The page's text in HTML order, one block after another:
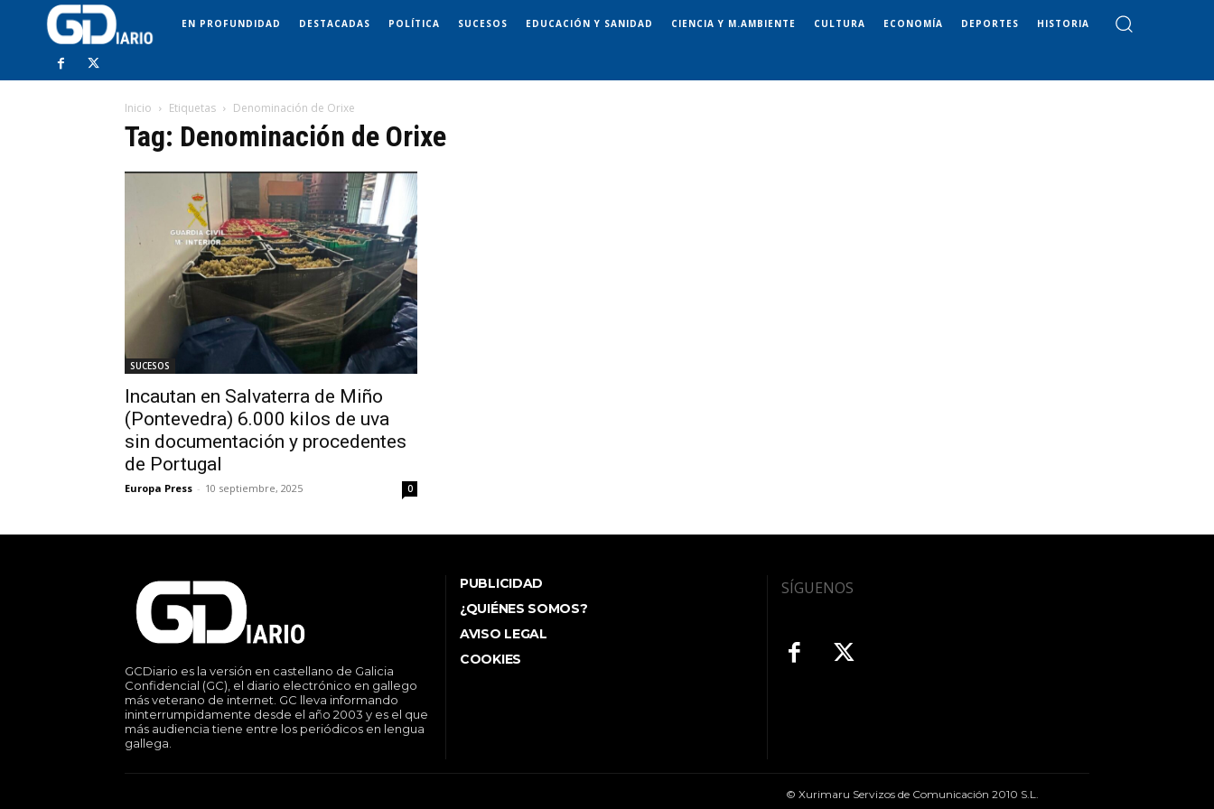
EN PROFUNDIDAD DESTACADAS POLÍTICA SUCESOS EDUCACIÓN Y SANIDAD CIENCIA Y M.AMBIENTE CULTURA ECONOMÍA DEPORTES HISTORIA
Inicio Etiquetas Denominación de Orixe
Tag: Denominación de Orixe
SUCESOS
Incautan en Salvaterra de Miño
(Pontevedra) 6.000 kilos de uva
sin documentación y procedentes
de Portugal
Europa Press - 10 septiembre, 2025 0
GCDiario es la versión en castellano de Galicia
Confidencial (GC), el diario electrónico en gallego
más veterano de internet. GC lleva informando
ininterrumpidamente desde el año 2003 y es el que
más audiencia tiene entre los periódicos en lengua
gallega.
PUBLICIDAD
¿QUIÉNES SOMOS?
AVISO LEGAL
COOKIES
SÍGUENOS
© Xurimaru Servizos de Comunicación 2010 S.L.